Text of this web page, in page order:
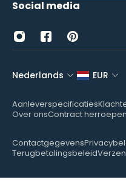
Social media
Nederlands EUR
Aanleverspecificaties
Over onsContract herroepen
Contactgegevens
Terugbetalingsbeleid